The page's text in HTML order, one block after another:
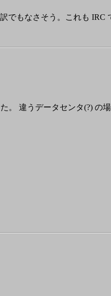
でもなさそう。これも IRC
。 違うデータセンタ(?) の